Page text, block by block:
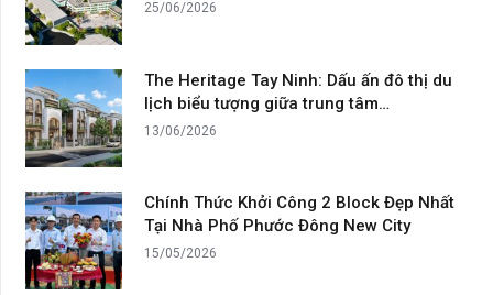
25/06/2026
The Heritage Tay Ninh: Dấu ấn đô thị du
lịch biểu tượng giữa trung tâm…
13/06/2026
Chính Thức Khởi Công 2 Block Đẹp Nhất
Tại Nhà Phố Phước Đông New City
15/05/2026